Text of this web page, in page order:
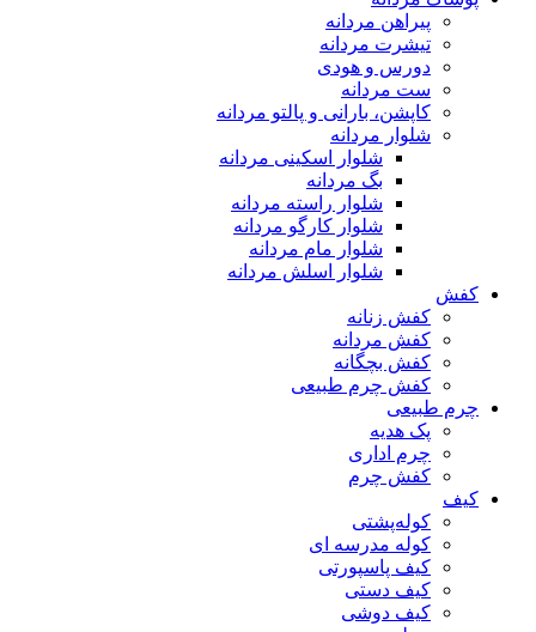
پیراهن مردانه
تیشرت مردانه
دورس و هودی
ست مردانه
کاپشن، بارانی و پالتو مردانه
شلوار مردانه
شلوار اسکینی مردانه
بگ مردانه
شلوار راسته مردانه
شلوار کارگو مردانه
شلوار مام مردانه
شلوار اسلش مردانه
کفش
کفش زنانه
کفش مردانه
کفش بچگانه
کفش چرم طبیعی
چرم طبیعی
پک هدیه
چرم اداری
کفش چرم
کیف
کوله‌پشتی
کوله مدرسه ای
کیف پاسپورتی
کیف دستی
کیف دوشی